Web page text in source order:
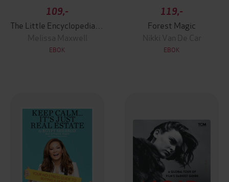
109,-
Melissa Maxwell
EBOK
119,-
Forest Magic
Nikki Van De Car
EBOK